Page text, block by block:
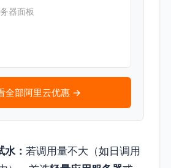
器面板
全部阿里云优惠 →
： 若调用量不大（如日调用